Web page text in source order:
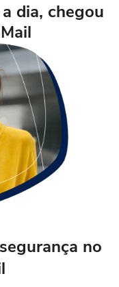
dia, chegou
no